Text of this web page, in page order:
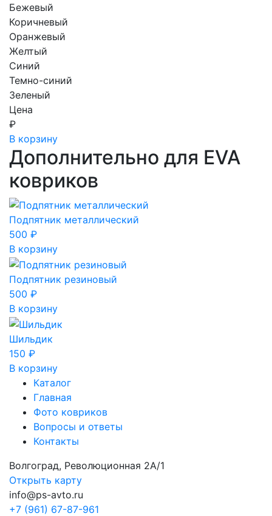
Бежевый
Коричневый
Оранжевый
Желтый
Синий
Темно-синий
Зеленый
Цена
₽
В корзину
Дополнительно для EVA
ковриков
Подпятник металлический
500 ₽
В корзину
Подпятник резиновый
500 ₽
В корзину
Шильдик
150 ₽
В корзину
Каталог
Главная
Фото ковриков
Вопросы и ответы
Контакты
Волгоград, Революционная 2А/1
Открыть карту
info@ps-avto.ru
+7 (961) 67-87-961